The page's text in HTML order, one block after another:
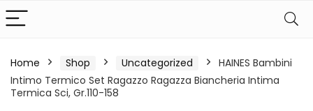
Home Shop Uncategorized
HAINES Bambini
Intimo Termico Set Ragazzo Ragazza Biancheria Intima
Termica Sci, Gr.110-158